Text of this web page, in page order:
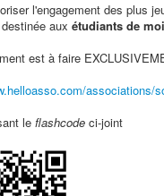
l'engagement des plus
aux étudiants de
est à faire
associations/
le flashcodeci-joint